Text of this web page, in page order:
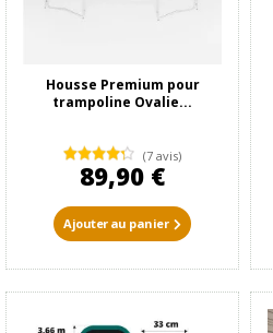
Housse Premium pour
trampoline Ovalie...
(7 avis)
89,90 €
Ajouter au panier